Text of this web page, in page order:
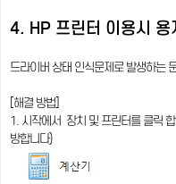
4. HP 프린터 이용시 용
드라이버 상태 인식문제로 발생하는
[해결 방법]
1. 시작에서 장치 및 프린터를 클릭
방합니다)